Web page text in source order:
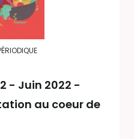
- Juin 2022 -
au coeur de